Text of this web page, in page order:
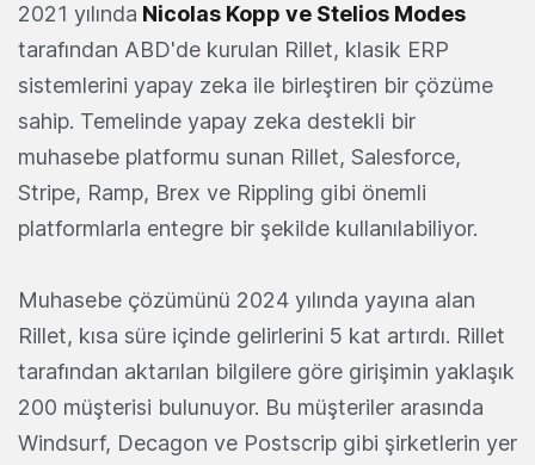
2021 yılında Nicolas Kopp ve Stelios Modes
tarafından ABD'de kurulan Rillet, klasik ERP
sistemlerini yapay zeka ile birleştiren bir çözüme
sahip. Temelinde yapay zeka destekli bir
muhasebe platformu sunan Rillet, Salesforce,
Stripe, Ramp, Brex ve Rippling gibi önemli
platformlarla entegre bir şekilde kullanılabiliyor.
Muhasebe çözümünü 2024 yılında yayına alan
Rillet, kısa süre içinde gelirlerini 5 kat artırdı. Rillet
tarafından aktarılan bilgilere göre girişimin yaklaşık
200 müşterisi bulunuyor. Bu müşteriler arasında
Windsurf, Decagon ve Postscrip gibi şirketlerin yer